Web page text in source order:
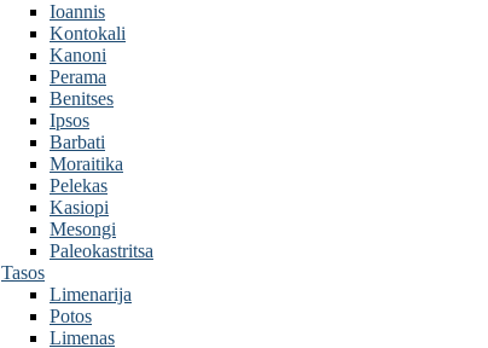
Ioannis
Kontokali
Kanoni
Perama
Benitses
Ipsos
Barbati
Moraitika
Pelekas
Kasiopi
Mesongi
Paleokastritsa
Tasos
Limenarija
Potos
Limenas